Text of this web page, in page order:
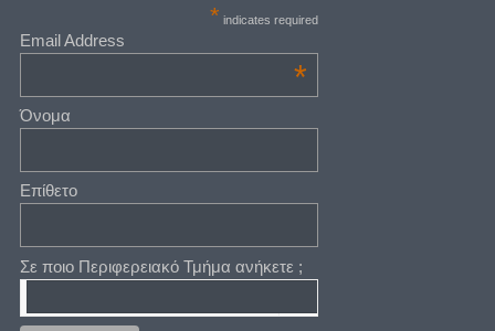
* indicates required
Email Address
*
Όνομα
Επίθετο
Σε ποιο Περιφερειακό Τμήμα ανήκετε ;